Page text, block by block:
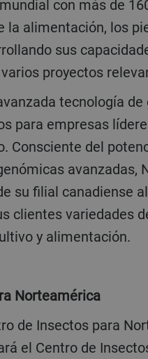
la alimentación, los
sus
proyectos
para empresas
Consciente del
avanzadas,
su filial canadiense
clientes variedades
y alimentación.
Norteamérica
el Centro de